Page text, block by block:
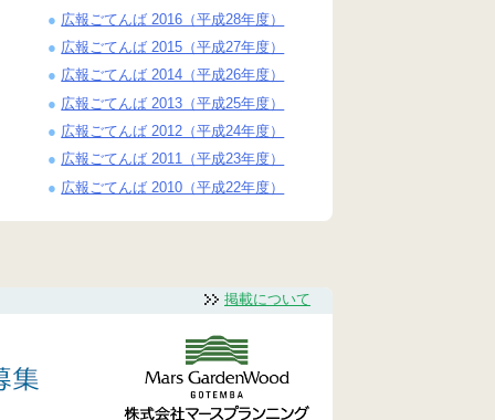
広報ごてんば 2016（平成28年度）
広報ごてんば 2015（平成27年度）
広報ごてんば 2014（平成26年度）
広報ごてんば 2013（平成25年度）
広報ごてんば 2012（平成24年度）
広報ごてんば 2011（平成23年度）
広報ごてんば 2010（平成22年度）
掲載について